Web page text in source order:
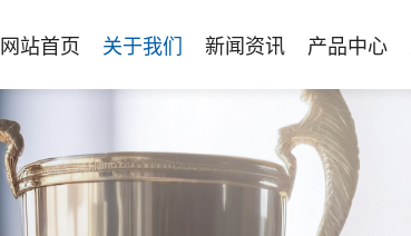
网站首页 关于我们 新闻资讯 产品中心